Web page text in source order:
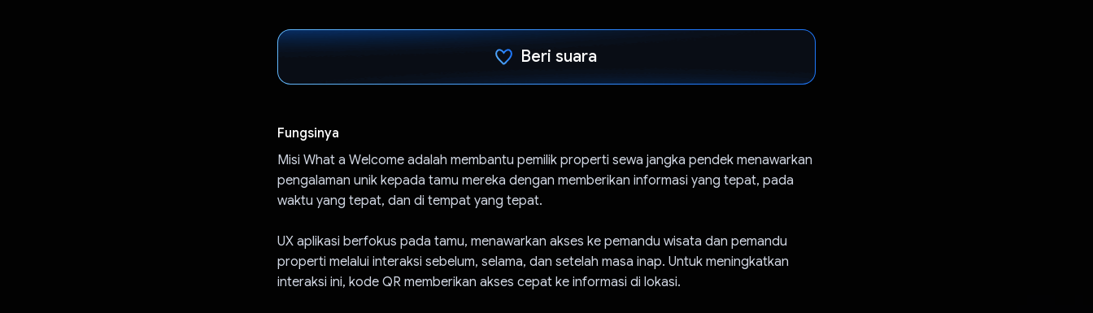
Beri suara
Fungsinya
Misi What a Welcome adalah membantu pemilik properti sewa jangka pendek menawarkan
pengalaman unik kepada tamu mereka dengan memberikan informasi yang tepat, pada
waktu yang tepat, dan di tempat yang tepat.
UX aplikasi berfokus pada tamu, menawarkan akses ke pemandu wisata dan pemandu
properti melalui interaksi sebelum, selama, dan setelah masa inap. Untuk meningkatkan
interaksi ini, kode QR memberikan akses cepat ke informasi di lokasi.